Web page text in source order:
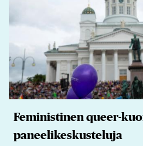
Feministinen queer-
paneelikeskusteluja